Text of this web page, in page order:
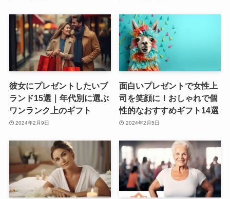
彼女にプレゼントしたいブ
ランド15選｜年代別に選ぶ
ワンランク上のギフト
2024年2月9日
面白いプレゼントで女性上
司を笑顔に！おしゃれで個
性的なおすすめギフト14選
2024年2月5日